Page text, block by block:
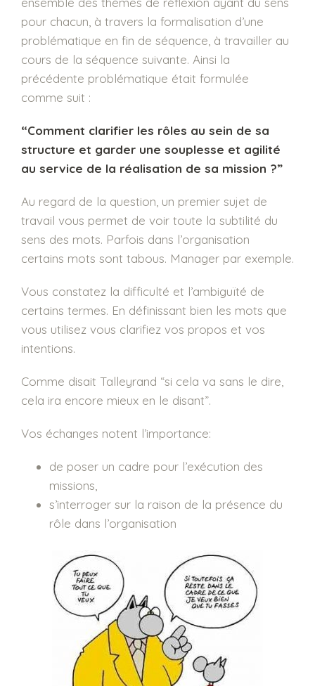
pour chacun, à travers la formalisation d’une
problématique en fin de séquence, à travailler au
cours de la séquence suivante. Ainsi la
précédente problématique était formulée
comme suit :
“Comment clarifier les rôles au sein de sa
structure et garder une souplesse et agilité
au service de la réalisation de sa mission ?”
Au regard de la question, un premier sujet de
travail vous permet de voir toute la subtilité du
sens des mots. Parfois dans l’organisation
certains mots sont tabous. Manager par exemple.
Vous constatez la difficulté et l’ambiguïté de
certains termes. En définissant bien les mots que
vous utilisez vous clarifiez vos propos et vos
intentions.
Comme disait Talleyrand “si cela va sans le dire,
cela ira encore mieux en le disant”.
Vos échanges notent l’importance:
de poser un cadre pour l’exécution des
missions,
s’interroger sur la raison de la présence du
rôle dans l’organisation